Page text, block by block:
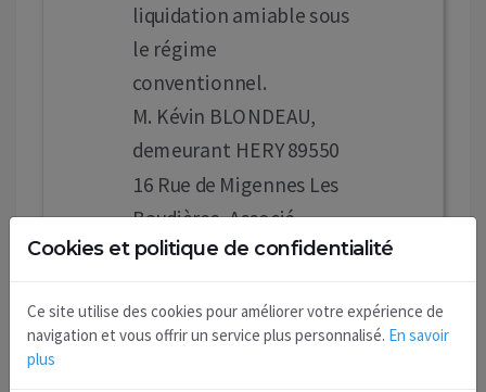
liquidation amiable sous
le régime
conventionnel.
M. Kévin BLONDEAU,
demeurant HERY 89550
16 Rue de Migennes Les
Baudières, Associé
Unique, exercera les
pour réaliser les
Cookies et politique de confidentialité
Ce site utilise des cookies pour améliorer votre expérience de
navigation et vous offrir un service plus personnalisé. En savoir
plus